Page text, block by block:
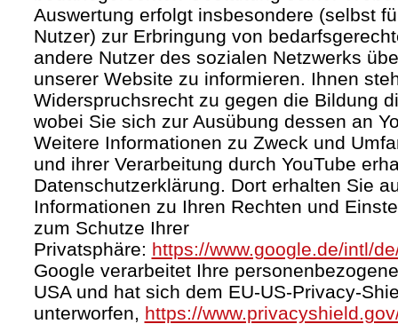
Auswertung erfolgt insbesondere (selbst
Nutzer) zur Erbringung von
andere Nutzer des sozialen Netzwerks
unserer Website zu informieren. Ihnen
Widerspruchsrecht zu gegen die Bildung
wobei Sie sich zur Ausübung dessen an
Weitere Informationen zu Zweck und
und ihrer Verarbeitung durch YouTube
Datenschutzerklärung. Dort erhalten Sie
Informationen zu Ihren Rechten und
zum Schutze Ihrer
Privatsphäre: https://www.google.de/intl/
Google verarbeitet Ihre
USA und hat sich dem EU-US-Privacy-
unterworfen, https://